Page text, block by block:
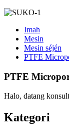
Imah
Mesin
Mesin séjén
PTFE
PTFE
Halo, datang
Kategori